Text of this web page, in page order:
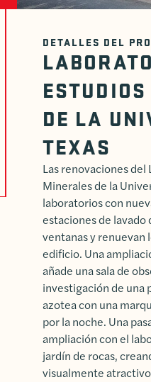
DETALLES DEL
DE LA
TEXAS
Las renovaciones
Minerales de la
laboratorios con
estaciones de
ventanas y renuevan
edificio. Una
añade una sala de
investigación de una
azotea con una
por la noche. Una
ampliación con el
jardín de rocas,
visualmente